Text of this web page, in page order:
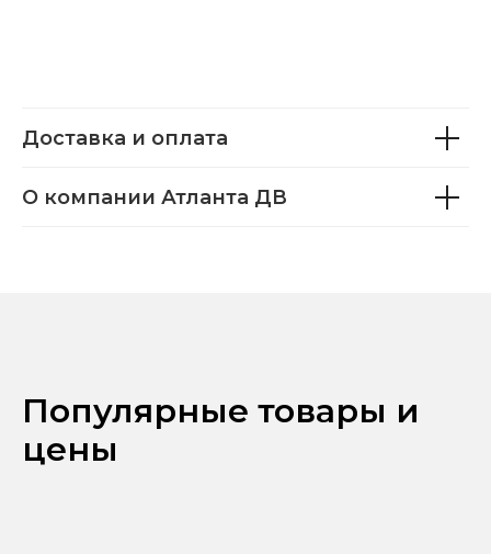
Доставка и оплата
О компании Атланта ДВ
Популярные товары и
цены